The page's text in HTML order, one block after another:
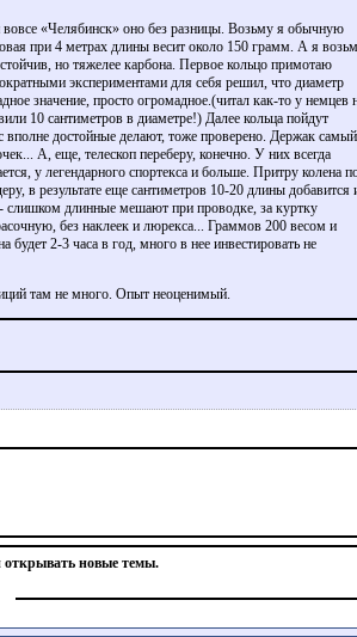
вовсе «Челябинск» оно без разницы. Возьму я обычную
при 4 метрах длины весит около 150 грамм. А я
но тяжелее карбона. Первое кольцо примотаю
экспериментами для себя решил, что диаметр
значение, просто огромадное.(читал как-то у немцев
10 сантиметров в диаметре!) Далее кольца пойдут
вполне достойные делают, тоже проверено. Держак самый
А, еще, телескоп переберу, конечно. У них всегда
у легендарного спортекса и больше. Притру колена
в результате еще сантиметров 10-20 длины добавится
слишком длинные мешают при проводке, за куртку
без наклеек и люрекса... Граммов 200 весом и
2-3 часа в год, много в нее инвестировать не
там не много. Опыт неоценимый.
открывать новые темы.